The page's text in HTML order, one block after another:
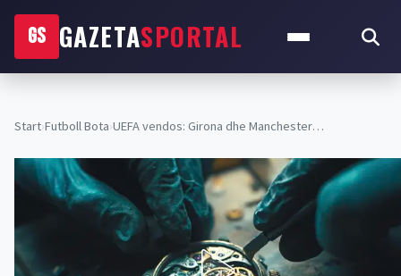
GS GAZETASPORTAL
Start›Futboll Bota›UEFA vendos: Girona dhe Manchester…